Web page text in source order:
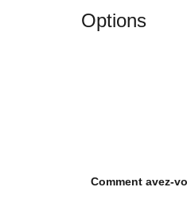
Options
Comment avez-